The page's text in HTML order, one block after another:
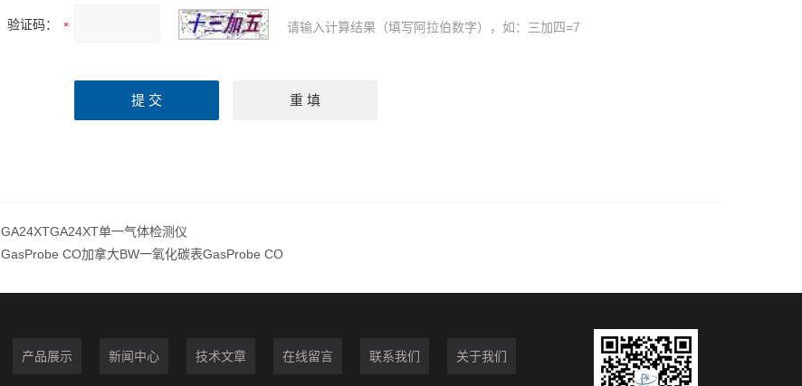
验证码： 请输入计算结果（填写阿拉伯数字），如：三加四=7
GA24XTGA24XT单一气体检测仪
GasProbe CO加拿大BW一氧化碳表GasProbe CO
产品展示 新闻中心 技术文章 在线留言 联系我们 关于我们